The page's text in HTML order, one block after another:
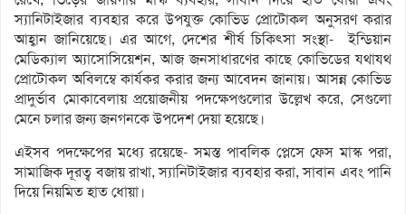
স্যানিটাইজার ব্যবহার করে উপযুক্ত কোভিড প্রোটোকল অনুসরণ করার
আহ্বান জানিয়েছে। এর আগে, দেশের শীর্ষ চিকিৎসা সংস্থা- ইন্ডিয়ান
মেডিক্যাল অ্যাসোসিয়েশন, আজ জনসাধারণের কাছে কোভিডের যথাযথ
প্রোটোকল অবিলম্বে কার্যকর করার জন্য আবেদন জানায়। আসন্ন কোভিড
প্রাদুর্ভাব মোকাবেলায় প্রয়োজনীয় পদক্ষেপগুলোর উল্লেখ করে, সেগুলো
মেনে চলার জন্য জনগনকে উপদেশ দেয়া হয়েছে।
এইসব পদক্ষেপের মধ্যে রয়েছে- সমস্ত পাবলিক প্লেসে ফেস মাস্ক পরা,
সামাজিক দূরত্ব বজায় রাখা, স্যানিটাইজার ব্যবহার করা, সাবান এবং পানি
দিয়ে নিয়মিত হাত ধোয়া।